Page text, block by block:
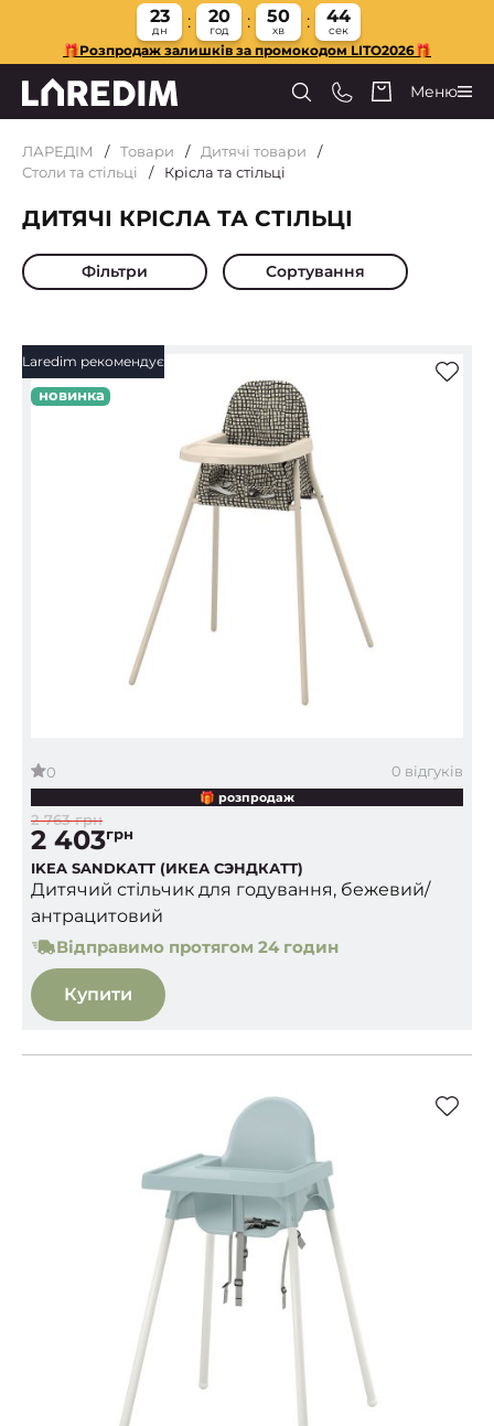
23
дн
20
год
50
хв
43
сек
🎁Розпродаж залишків за промокодом LITO2026🎁
Меню
ЛАРЕДІМ Товари
Дитячі товари
Столи та стільці
Крісла та стільці
ДИТЯЧІ КРІСЛА ТА СТІЛЬЦІ
Фільтри Сортування
Laredim рекомендує
новинка
0 0 відгуків
🎁 розпродаж
2 763 грн
2 403грн
IKEA SANDKATT (ИКЕА СЭНДКАТТ)
Дитячий стільчик для годування, бежевий/
антрацитовий
Відправимо протягом 24 годин
Купити